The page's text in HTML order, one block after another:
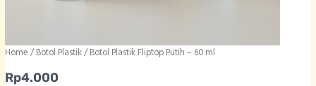
Home /Botol Plastik/ Botol Plastik Fliptop Putih – 60 ml
Rp4.000